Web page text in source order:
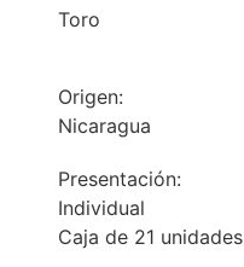
Toro
Origen:
Nicaragua
Presentación:
Individual
Caja de 21 unidades